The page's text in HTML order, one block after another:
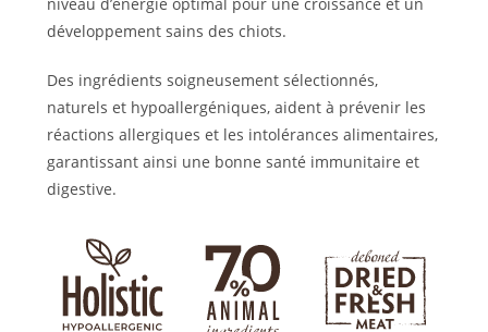
développement sains des chiots.
Des ingrédients soigneusement sélectionnés,
naturels et hypoallergéniques, aident à prévenir les
réactions allergiques et les intolérances alimentaires,
garantissant ainsi une bonne santé immunitaire et
digestive.